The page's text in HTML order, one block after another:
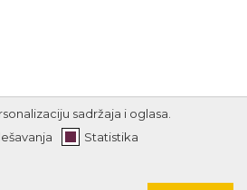
sadržaja i oglasa.
Statistika